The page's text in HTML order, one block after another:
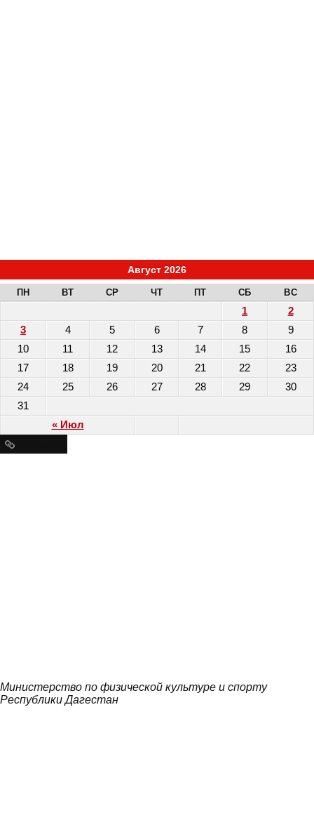
Август 2026
ПН ВТ СР ЧТ ПТ СБ ВС
« Июл
1
2
3
4 5 6 7 8
9
10
11 12 13 14 15
16
17
18 19 20 21 22
23
24
25 26 27 28 29
30
31
Министерство по физической культуре и спорту
Республики Дагестан